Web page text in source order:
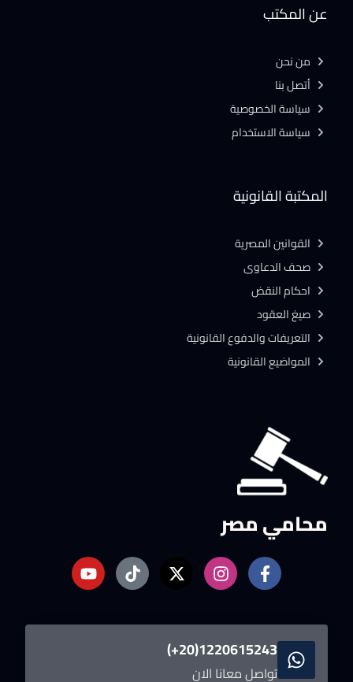
محامي مصر
1220615243(20+)
تواصل معانا الان
المكتبة القانونية
القوانين المصرية
صحف الدعاوى
احكام النقض
صيغ العقود
التعريفات والدفوع القانونية
المواضيع القانونية
عن المكتب
من نحن
أتصل بنا
سياسة الخصوصية
سياسة الاستخدام